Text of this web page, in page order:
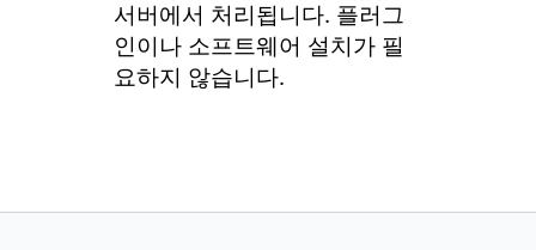
서버에서 처리됩니다. 플러그
인이나 소프트웨어 설치가 필
요하지 않습니다.